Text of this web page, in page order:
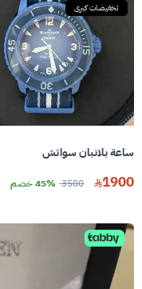
تخفيضات كبرى
ساعة بلانبان سواتش
1900
3500 45% خصم